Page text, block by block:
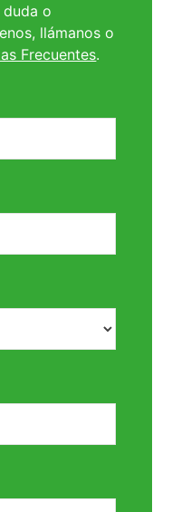
duda o
llámanos o
Frecuentes.